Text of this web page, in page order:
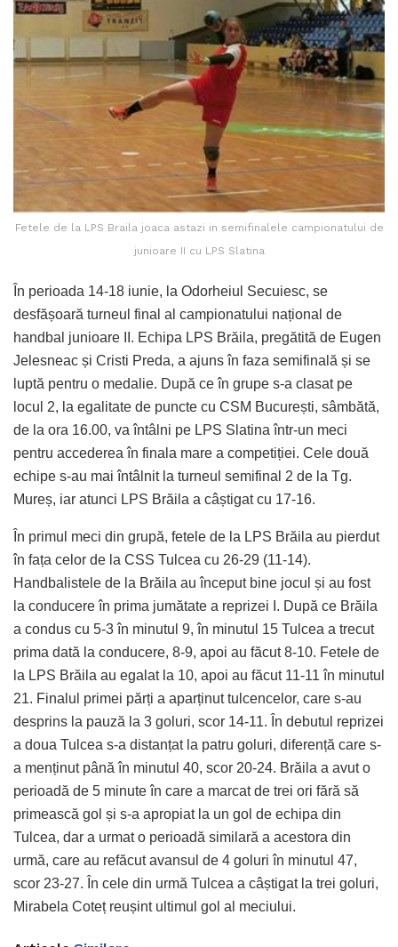
Fetele de la LPS Braila joaca astazi in semifinalele campionatului de
junioare II cu LPS Slatina
În perioada 14-18 iunie, la Odorheiul Secuiesc, se
desfășoară turneul final al campionatului național de
handbal junioare II. Echipa LPS Brăila, pregătită de Eugen
Jelesneac și Cristi Preda, a ajuns în faza semifinală și se
luptă pentru o medalie. După ce în grupe s-a clasat pe
locul 2, la egalitate de puncte cu CSM București, sâmbătă,
de la ora 16.00, va întâlni pe LPS Slatina într-un meci
pentru accederea în finala mare a competiției. Cele două
echipe s-au mai întâlnit la turneul semifinal 2 de la Tg.
Mureș, iar atunci LPS Brăila a câștigat cu 17-16.
În primul meci din grupă, fetele de la LPS Brăila au pierdut
în fața celor de la CSS Tulcea cu 26-29 (11-14).
Handbalistele de la Brăila au început bine jocul și au fost
la conducere în prima jumătate a reprizei I. După ce Brăila
a condus cu 5-3 în minutul 9, în minutul 15 Tulcea a trecut
prima dată la conducere, 8-9, apoi au făcut 8-10. Fetele de
la LPS Brăila au egalat la 10, apoi au făcut 11-11 în minutul
21. Finalul primei părți a aparținut tulcencelor, care s-au
desprins la pauză la 3 goluri, scor 14-11. În debutul reprizei
a doua Tulcea s-a distanțat la patru goluri, diferență care s-
a menținut până în minutul 40, scor 20-24. Brăila a avut o
perioadă de 5 minute în care a marcat de trei ori fără să
primească gol și s-a apropiat la un gol de echipa din
Tulcea, dar a urmat o perioadă similară a acestora din
urmă, care au refăcut avansul de 4 goluri în minutul 47,
scor 23-27. În cele din urmă Tulcea a câștigat la trei goluri,
Mirabela Coteț reușint ultimul gol al meciului.